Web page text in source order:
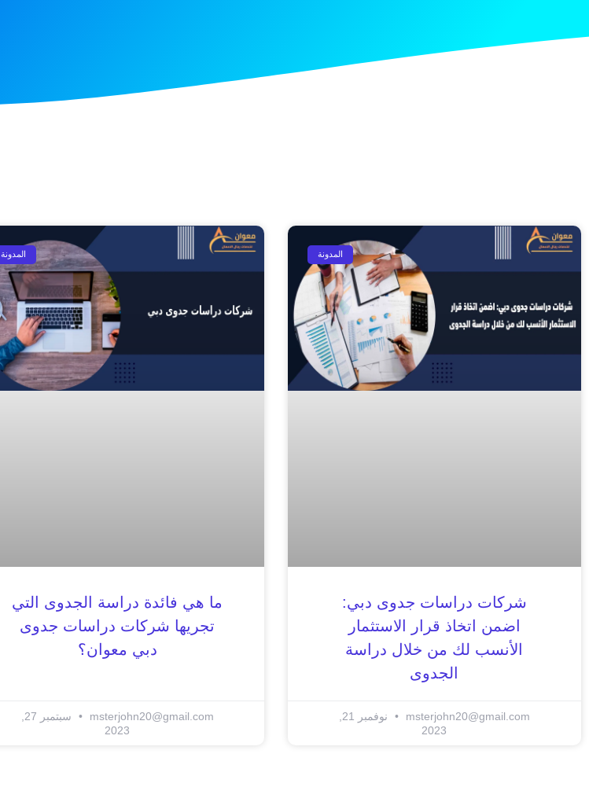
المدونة
شركات دراسات جدوى دبي:
اضمن اتخاذ قرار الاستثمار
الأنسب لك من خلال دراسة
الجدوى
msterjohn20@gmail.com
نوفمبر 21,
2023
المدونة
ما هي فائدة دراسة الجدوى التي
تجريها شركات دراسات جدوى
دبي معوان؟
msterjohn20@gmail.com
سبتمبر 27,
2023